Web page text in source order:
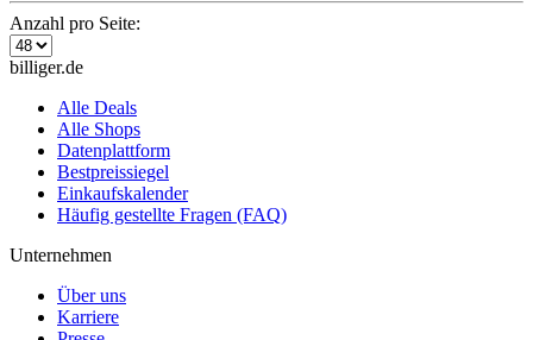
Anzahl pro Seite:
billiger.de
Alle Deals
Alle Shops
Datenplattform
Bestpreissiegel
Einkaufskalender
Häufig gestellte Fragen (FAQ)
Unternehmen
Über uns
Karriere